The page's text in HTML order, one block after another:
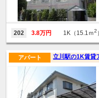
202 3.8万円 1K（15.1ｍ2
立川駅の1K賃貸
アパート